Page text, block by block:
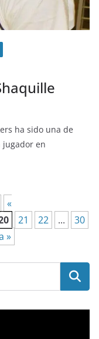
ha sido una de
jugador en
«
21 22 ...
30
»